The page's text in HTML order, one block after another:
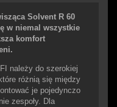
Solvent R 60
w niemal wszystkie
komfort
należy do szerokiej
różnią się między
je pojedynczo
zespoły. Dla